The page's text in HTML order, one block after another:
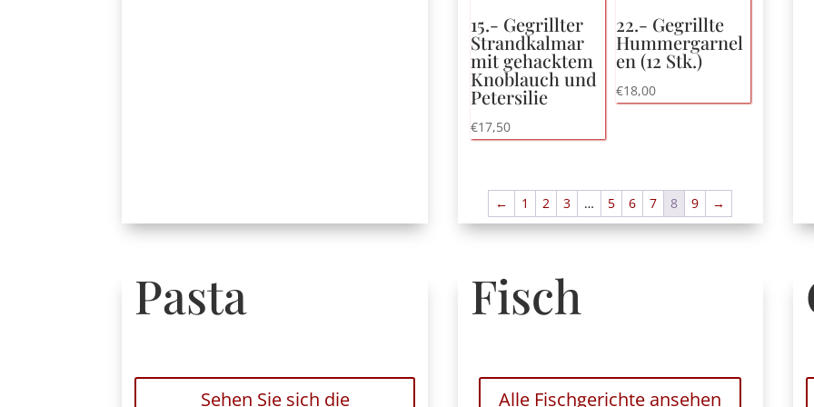
15.- Gegrillter
Strandkalmar
mit gehacktem
Knoblauch und
Petersilie
€17,50
22.- Gegrillte
Hummergarnel
en (12 Stk.)
€18,00
← 1 2 3 … 5 6 7 8 9 →
Pasta
Sehen Sie sich die
Fisch
Alle Fischgerichte ansehen